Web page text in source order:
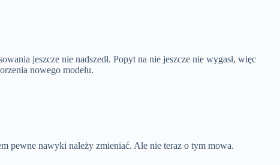
jeszcze nie nadszedł. Popyt na nie jeszcze nie wygasł, więc
nowego modelu.
pewne nawyki należy zmieniać. Ale nie teraz o tym mowa.